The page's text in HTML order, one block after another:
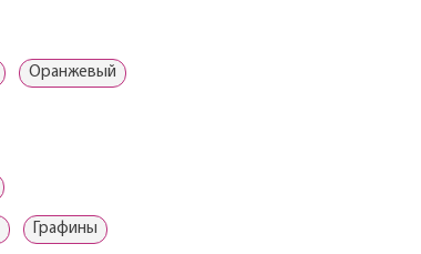
Оранжевый
Графины